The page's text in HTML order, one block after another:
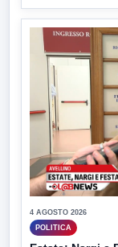
4 AGOSTO 2026
POLITICA